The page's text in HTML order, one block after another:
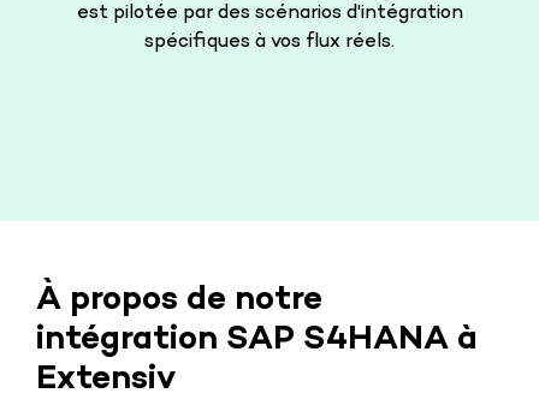
est pilotée par des scénarios d'intégration
spécifiques à vos flux réels.
À propos de notre
intégration SAP S4HANA à
Extensiv